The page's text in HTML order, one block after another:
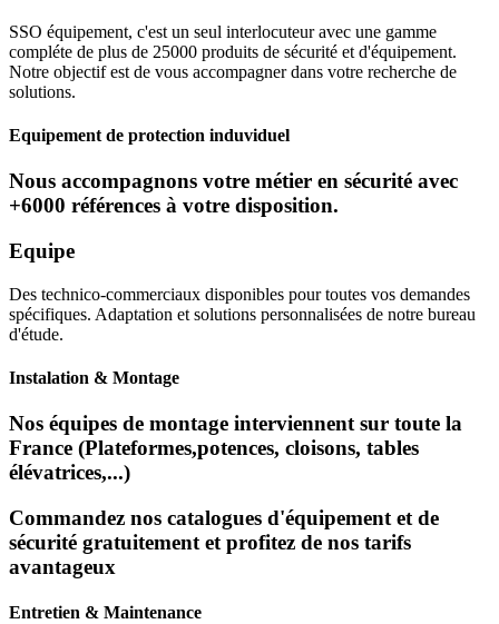
SSO équipement, c'est un seul interlocuteur avec une gamme
compléte de plus de 25000 produits de sécurité et d'équipement.
Notre objectif est de vous accompagner dans votre recherche de
solutions.
Equipement de protection induviduel
Nous accompagnons votre métier en sécurité avec
+6000 références à votre disposition.
Equipe
Des technico-commerciaux disponibles pour toutes vos demandes
spécifiques. Adaptation et solutions personnalisées de notre bureau
d'étude.
Instalation & Montage
Nos équipes de montage interviennent sur toute la
France (Plateformes,potences, cloisons, tables
élévatrices,...)
Commandez nos catalogues d'équipement et de
sécurité gratuitement et profitez de nos tarifs
avantageux
Entretien & Maintenance